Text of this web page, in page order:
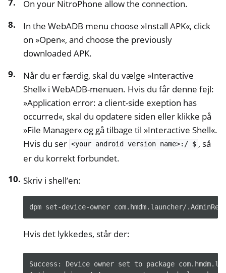
On your NitroPhone allow the connection.
In the WebADB menu choose »Install APK«, click
on »Open«, and choose the previously
downloaded APK.
Når du er færdig, skal du vælge »Interactive
Shell« i WebADB-menuen. Hvis du får denne fejl:
»Application error: a client-side exeption has
occurred«, skal du opdatere siden eller klikke på
»File Manager« og gå tilbage til »Interactive Shell«.
Hvis du ser <your android version name>:/ $ , så
er du korrekt forbundet.
Skriv i shell’en:
dpm set-device-owner
Hvis det lykkedes, står der:
Success: Device owner set to package